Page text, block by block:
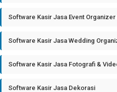
Software Kasir Jasa Event Organizer
Software Kasir Jasa Wedding
Software Kasir Jasa Fotografi &
Software Kasir Jasa Dekorasi